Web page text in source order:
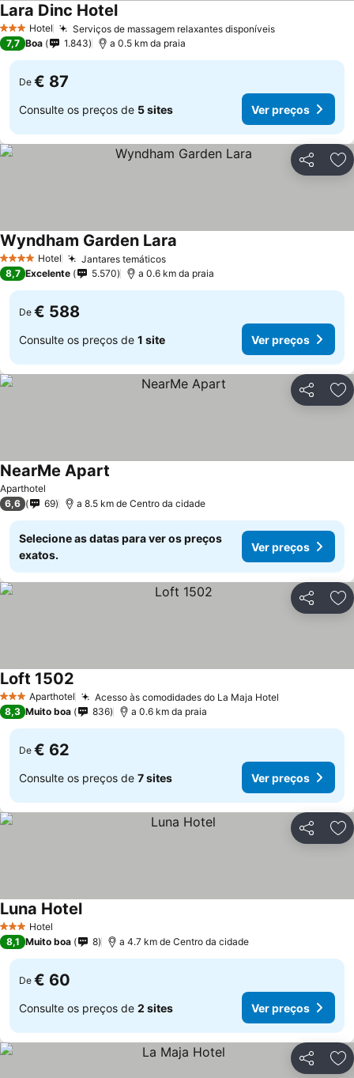
3 EstrelasHotel Serviços de massagem relaxantes disponíveis
Lara Dinc Hotel
7,7 Boa 1.843 a 0.5 km da praia
De € 87
Consulte os preços de 5 sites Ver preços
Partilhar
4 EstrelasHotel Jantares temáticos
Wyndham Garden Lara
8,7 Excelente 5.570 a 0.6 km da praia
De € 588
Consulte os preços de 1 site Ver preços
Partilhar
Aparthotel
NearMe Apart
6,6 69 a 8.5 km de Centro da cidade
Selecione as datas para ver os preços
exatos.
Ver preços
Partilhar
3 EstrelasAparthotel Acesso às comodidades do La Maja Hotel
Loft 1502
8,3 Muito boa 836 a 0.6 km da praia
De € 62
Consulte os preços de 7 sites Ver preços
Partilhar
3 EstrelasHotel
Luna Hotel
8,1 Muito boa 8 a 4.7 km de Centro da cidade
De € 60
Consulte os preços de 2 sites Ver preços
Partilhar